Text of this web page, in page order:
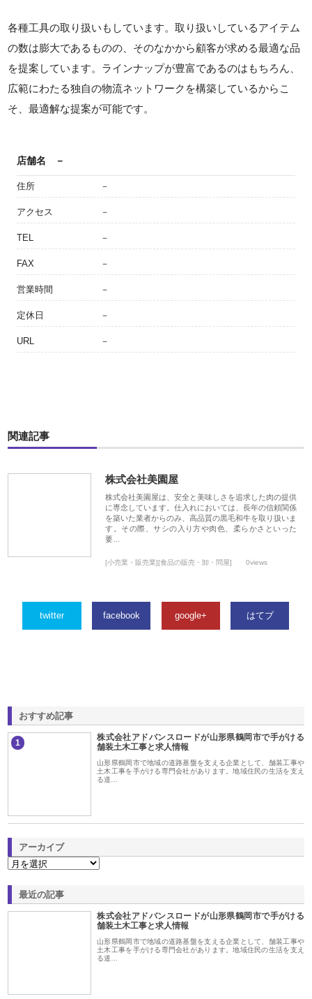
各種工具の取り扱いもしています。取り扱いしているアイテム
の数は膨大であるものの、そのなかから顧客が求める最適な品
を提案しています。ラインナップが豊富であるのはもちろん、
広範にわたる独自の物流ネットワークを構築しているからこ
そ、最適解な提案が可能です。
店舗名 －
住所 －
アクセス －
TEL －
FAX －
営業時間 －
定休日 －
URL －
関連記事
株式会社美園屋
株式会社美園屋は、安全と美味しさを追求した肉の提供
に専念しています。仕入れにおいては、長年の信頼関係
を築いた業者からのみ、高品質の黒毛和牛を取り扱いま
す。その際、サシの入り方や肉色、柔らかさといった
要…
[小売業・販売業][食品の販売・卸・問屋] 0views
twitter facebook google+ はてブ
おすすめ記事
1
株式会社アドバンスロードが山形県鶴岡市で手がける
舗装土木工事と求人情報
山形県鶴岡市で地域の道路基盤を支える企業として、舗装工事や
土木工事を手がける専門会社があります。地域住民の生活を支え
る道…
アーカイブ
最近の記事
株式会社アドバンスロードが山形県鶴岡市で手がける
舗装土木工事と求人情報
山形県鶴岡市で地域の道路基盤を支える企業として、舗装工事や
土木工事を手がける専門会社があります。地域住民の生活を支え
る道…